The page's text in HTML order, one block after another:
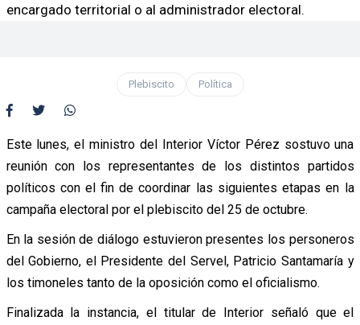
encargado territorial o al administrador electoral.
Plebiscito Política
Este lunes, el ministro del Interior Víctor Pérez sostuvo una
reunión con los representantes de los distintos partidos
políticos con el fin de coordinar las siguientes etapas en la
campaña electoral por el plebiscito del 25 de octubre.
En la sesión de diálogo estuvieron presentes los personeros
del Gobierno, el Presidente del Servel, Patricio Santamaría y
los timoneles tanto de la oposición como el oficialismo.
Finalizada la instancia, el titular de Interior señaló que el